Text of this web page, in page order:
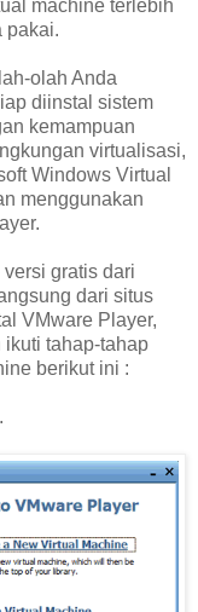
machine terlebih
pakai.
olah Anda
diinstal sistem
kemampuan
virtualisasi,
Windows Virtual
menggunakan
gratis dari
dari situs
VMware Player,
tahap-tahap
berikut ini :